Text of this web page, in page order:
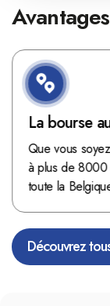
La bourse
véritable
Que vous
à plus de 8000
toute la
Découvrez